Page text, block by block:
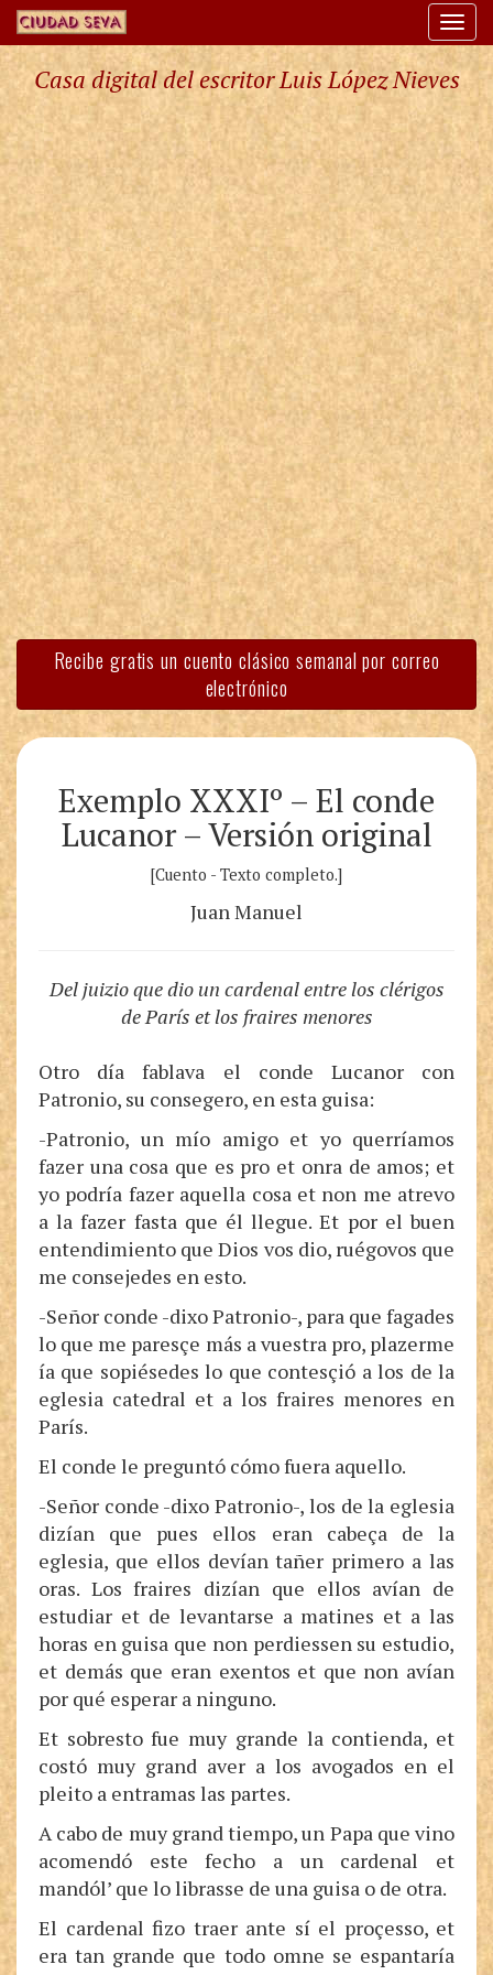
Casa digital del escritor Luis López Nieves
Recibe gratis un cuento clásico semanal por correo
electrónico
Exemplo XXXIº – El conde
Lucanor – Versión original
[Cuento - Texto completo.]
Juan Manuel
Del juizio que dio un cardenal entre los clérigos
de París et los fraires menores
Otro día fablava el conde Lucanor con
Patronio, su consegero, en esta guisa:
-Patronio, un mío amigo et yo querríamos
fazer una cosa que es pro et onra de amos; et
yo podría fazer aquella cosa et non me atrevo
a la fazer fasta que él llegue. Et por el buen
entendimiento que Dios vos dio, ruégovos que
me consejedes en esto.
-Señor conde -dixo Patronio-, para que fagades
lo que me paresçe más a vuestra pro, plazerme
ía que sopiésedes lo que contesçió a los de la
eglesia catedral et a los fraires menores en
París.
El conde le preguntó cómo fuera aquello.
-Señor conde -dixo Patronio-, los de la eglesia
dizían que pues ellos eran cabeça de la
eglesia, que ellos devían tañer primero a las
oras. Los fraires dizían que ellos avían de
estudiar et de levantarse a matines et a las
horas en guisa que non perdiessen su estudio,
et demás que eran exentos et que non avían
por qué esperar a ninguno.
Et sobresto fue muy grande la contienda, et
costó muy grand aver a los avogados en el
pleito a entramas las partes.
A cabo de muy grand tiempo, un Papa que vino
acomendó este fecho a un cardenal et
mandól’ que lo librasse de una guisa o de otra.
El cardenal fizo traer ante sí el proçesso, et
era tan grande que todo omne se espantaría